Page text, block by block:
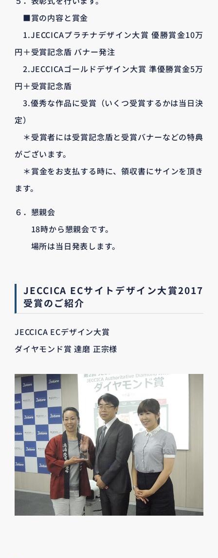
■賞の内容と賞金
1.JECCICAプラチナデザイン大賞 優勝賞金10万
円＋受賞記念盾 バナー発注
2.JECCICAゴールドデザイン大賞 準優勝賞金5万
円＋受賞記念盾
3.優秀な作品に受賞（いくつ受賞するかは当日決
定）
＊受賞者には受賞記念盾と受賞バナーなどの特典
がございます。
＊賞金をお支払する時に、領収書にサインを頂き
ます。
６．懇親会
18時から懇親会です。
場所は当日発表します。
JECCICA ECサイトデザイン大賞2017
受賞のご紹介
JECCICA ECデザイン大賞
ダイヤモンド賞 達磨 正宗様